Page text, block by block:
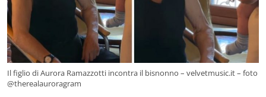
Il figlio di Aurora Ramazzotti incontra il bisnonno – velvetmusic.it – foto
@therealauroragram